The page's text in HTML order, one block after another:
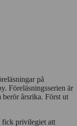
vård, höll
på
Föreläsningsserien är
årsrika. Först ut